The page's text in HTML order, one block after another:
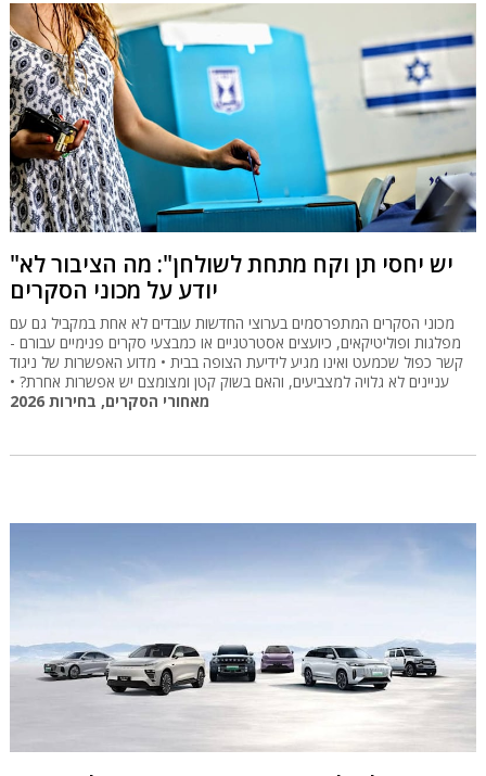
"יש יחסי תן וקח מתחת לשולחן": מה הציבור לא
יודע על מכוני הסקרים
מכוני הסקרים המתפרסמים בערוצי החדשות עובדים לא אחת במקביל גם עם
מפלגות ופוליטיקאים, כיועצים אסטרטגיים או כמבצעי סקרים פנימיים עבורם -
קשר כפול שכמעט ואינו מגיע לידיעת הצופה בבית • מדוע האפשרות של ניגוד
עניינים לא גלויה למצביעים, והאם בשוק קטן ומצומצם יש אפשרות אחרת? •